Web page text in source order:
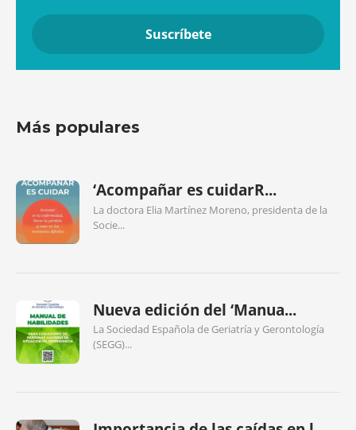
Más populares
‘Acompañar es cuidarR...
La doctora Elia Martínez Moreno, presidenta de la
Socie...
Nueva edición del ‘Manua...
La Sociedad Española de Geriatría y Gerontología
(SEGG)...